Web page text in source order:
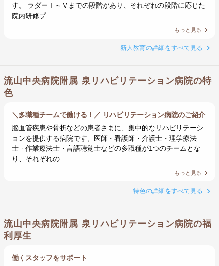
す。 ラダーⅠ～Ⅴまでの段階があり、それぞれの段階に応じた
院内研修プ…
もっと見る
新人教育の詳細をすべて見る
流山中央病院附属 泉リハビリテーション病院の特
色
＼多職種チームで働ける！／ リハビリテーション病院のご紹介
脳血管疾患や骨折などの患者さまに、集中的なリハビリテーシ
ョンを提供する病院です。医師・看護師・介護士・理学療法
士・作業療法士・言語聴覚士などの多職種が1つのチームとな
り、それぞれの…
もっと見る
特色の詳細をすべて見る
流山中央病院附属 泉リハビリテーション病院の福
利厚生
働くスタッフをサポート